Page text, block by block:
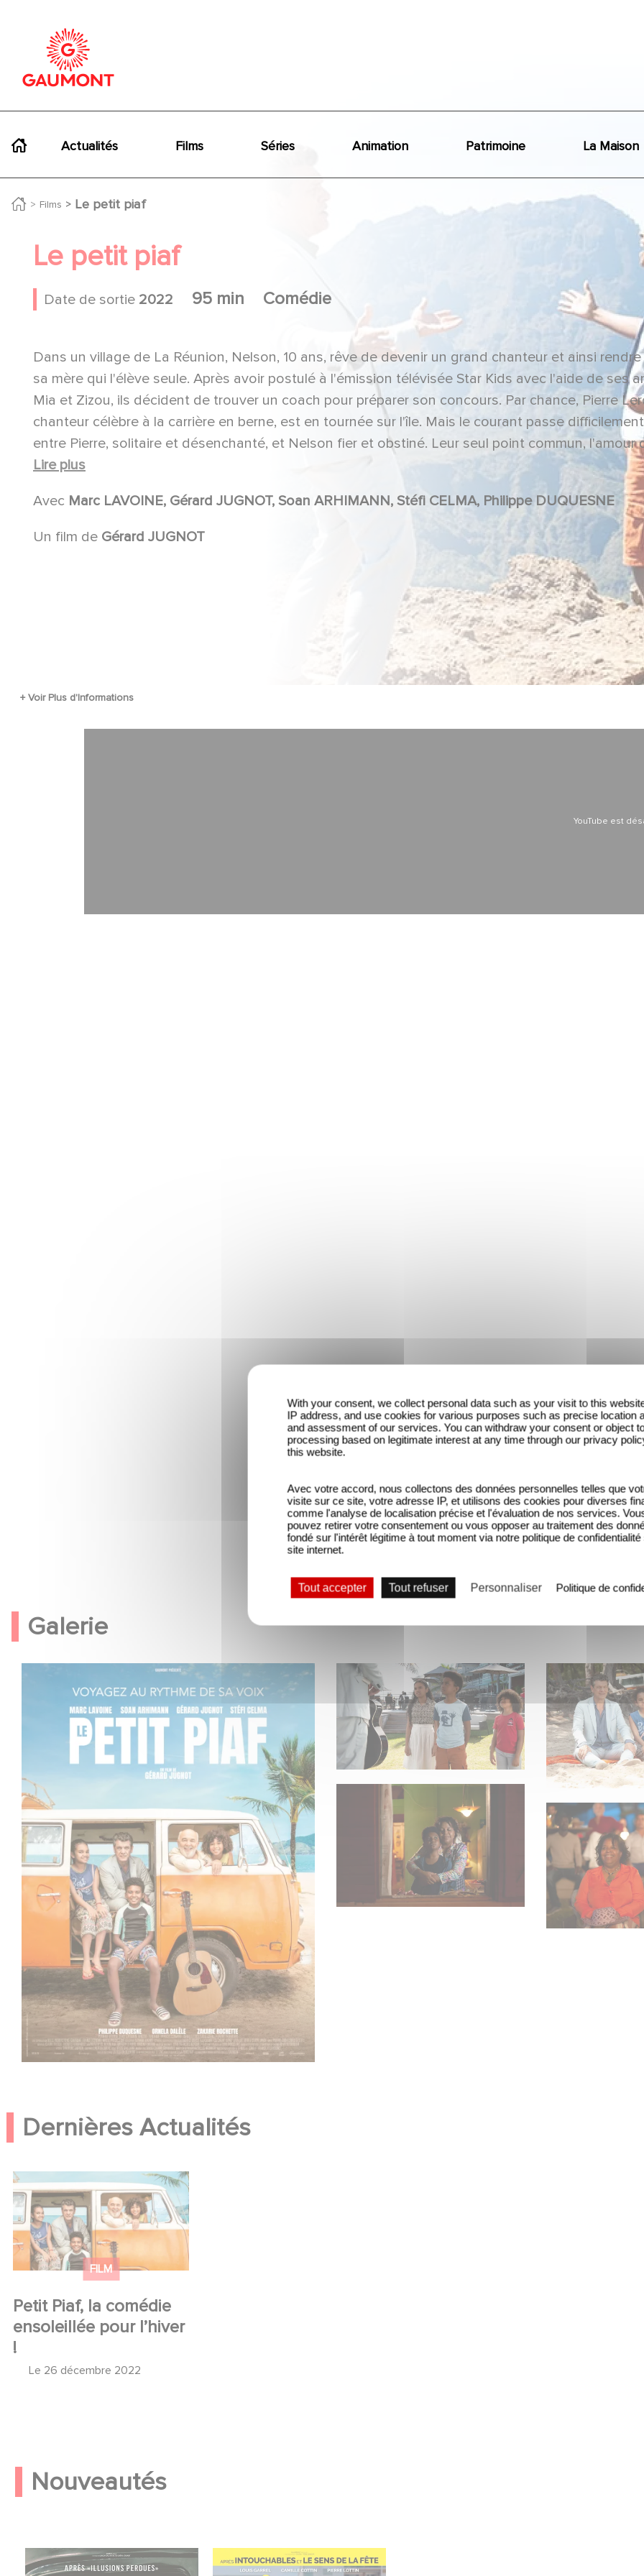
Actualités Films Séries Animation Patrimoine La Maison
Films Le petit piaf
Le petit piaf
Date de sortie 2022 95 min Comédie
Dans un village de La Réunion, Nelson, 10 ans, rêve de devenir un grand chanteur et ainsi
sa mère qui l'élève seule. Après avoir postulé à l'émission télévisée Star Kids avec l'aide de ses
Mia et Zizou, ils décident de trouver un coach pour préparer son concours. Par chance, Pierre
chanteur célèbre à la carrière en berne, est en tournée sur l'île. Mais le courant passe difficilement
entre Pierre, solitaire et désenchanté, et Nelson fier et obstiné. Leur seul point commun, l'amour
chant. Sera-t-il assez fort pour les rapprocher ? Assez fort pour que Nelson renoue avec sa mère
Lire plus
Avec Marc LAVOINE, Gérard JUGNOT, Soan ARHIMANN, Stéfi CELMA, Philippe DUQUESNE
Un film de Gérard JUGNOT
YouTube est
YouTube est
YouTube est
LE PETIT PIAF / FA LE PETIT PIAF / Clip
Galerie
Dernières Actualités
FILM
Petit Piaf, la comédie
ensoleillée pour l’hiver
!
Le 26 décembre 2022
Petit Piaf, la comédie
ensoleillée pour l’hiver !
Nouveautés
With your consent, we collect personal data such as your visit to this
IP address, and use cookies for various purposes such as precise location
and assessment of our services. You can withdraw your consent or object
processing based on legitimate interest at any time through our privacy
this website.
Avec votre accord, nous collectons des données personnelles telles que
visite sur ce site, votre adresse IP, et utilisons des cookies pour diverses
comme l'analyse de localisation précise et l'évaluation de nos services.
pouvez retirer votre consentement ou vous opposer au traitement des
fondé sur l'intérêt légitime à tout moment via notre politique de
site internet.
Tout accepter Tout refuser Personnaliser Politique de